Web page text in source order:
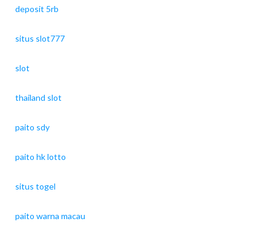
deposit 5rb
situs slot777
slot
thailand slot
paito sdy
paito hk lotto
situs togel
paito warna macau